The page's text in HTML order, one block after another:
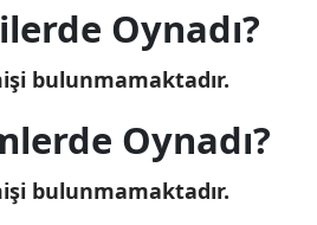
Oynadı?
bulunmamaktadır.
Oynadı?
bulunmamaktadır.